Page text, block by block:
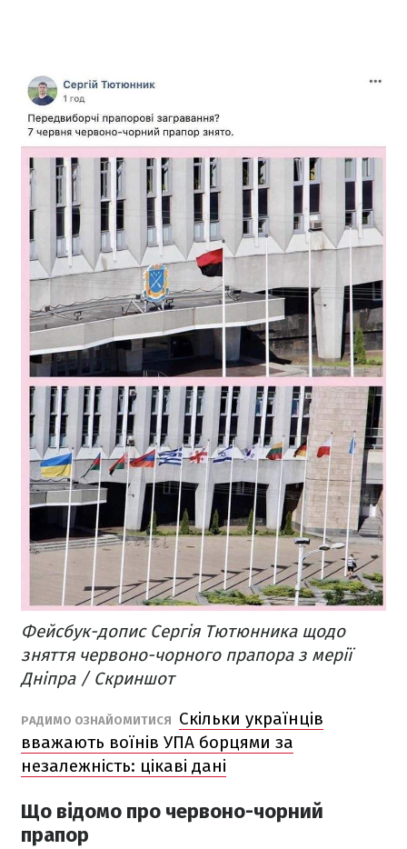
Фейсбук-допис Сергія Тютюнника щодо
зняття червоно-чорного прапора з мерії
Дніпра / Cкриншот
РАДИМО ОЗНАЙОМИТИСЯ
Скільки українців
вважають воїнів УПА борцями за
незалежність: цікаві дані
Що відомо про червоно-чорний
прапор